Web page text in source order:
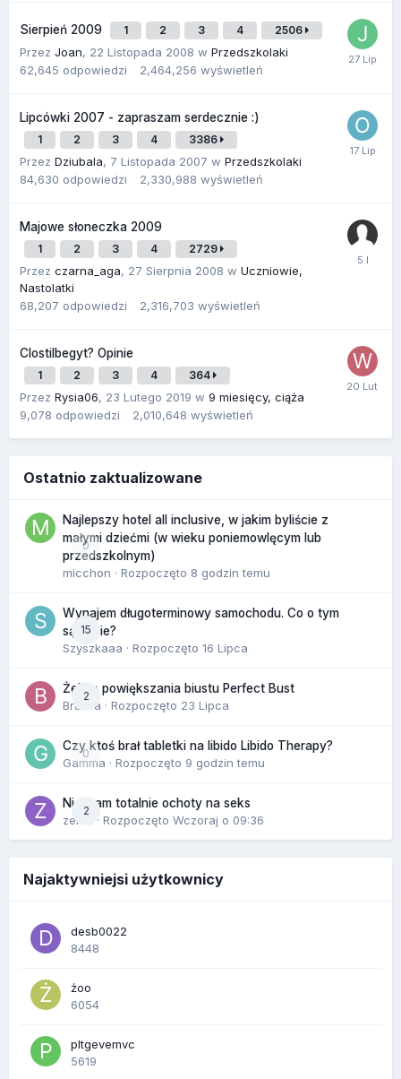
Sierpień 2009 1 2 3 4 2506
Przez Joan, 22 Listopada 2008 w Przedszkolaki
62,645 odpowiedzi 2,464,256 wyświetleń
Lipcówki 2007 - zapraszam serdecznie :)
1 2 3 4 3386
Przez Dziubala, 7 Listopada 2007 w Przedszkolaki
84,630 odpowiedzi 2,330,988 wyświetleń
Majowe słoneczka 2009
1 2 3 4 2729
Przez czarna_aga, 27 Sierpnia 2008 w Uczniowie,
Nastolatki
68,207 odpowiedzi 2,316,703 wyświetleń
Clostilbegyt? Opinie
1 2 3 4 364
Przez Rysia06, 23 Lutego 2019 w 9 miesięcy, ciąża
9,078 odpowiedzi 2,010,648 wyświetleń
Ostatnio zaktualizowane
0
Najlepszy hotel all inclusive, w jakim byliście z
małymi dziećmi (w wieku poniemowlęcym lub
przedszkolnym)
micchon · Rozpoczęto 8 godzin temu
15
Wynajem długoterminowy samochodu. Co o tym
sądzicie?
Szyszkaaa · Rozpoczęto 16 Lipca
2
Żel do powiększania biustu Perfect Bust
Bravva · Rozpoczęto 23 Lipca
0
Czy ktoś brał tabletki na libido Libido Therapy?
Gamma · Rozpoczęto 9 godzin temu
2
Nie mam totalnie ochoty na seks
zenla
· Rozpoczęto Wczoraj o 09:36
Najaktywniejsi użytkownicy
desb0022
8448
żoo
6054
pltgevemvc
5619